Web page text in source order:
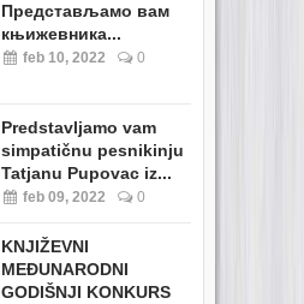
Представљамо вам
књижевника...
feb 10, 2022 0
Predstavljamo vam
simpatičnu pesnikinju
Tatjanu Pupovac iz...
feb 09, 2022 0
KNJIŽEVNI
MEĐUNARODNI
GODIŠNJI KONKURS